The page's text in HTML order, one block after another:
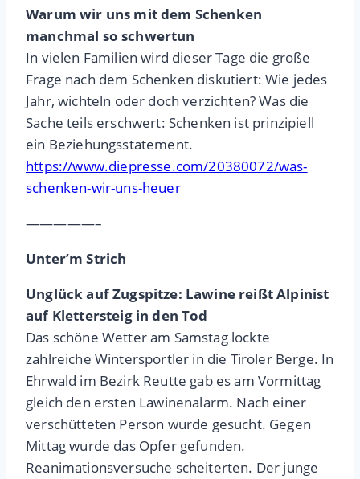
Warum wir uns mit dem Schenken
manchmal so schwertun
In vielen Familien wird dieser Tage die große
Frage nach dem Schenken diskutiert: Wie jedes
Jahr, wichteln oder doch verzichten? Was die
Sache teils erschwert: Schenken ist prinzipiell
ein Beziehungsstatement.
https://www.diepresse.com/20380072/was-
schenken-wir-uns-heuer
—————–
Unter’m Strich
Unglück auf Zugspitze: Lawine reißt Alpinist
auf Klettersteig in den Tod
Das schöne Wetter am Samstag lockte
zahlreiche Wintersportler in die Tiroler Berge. In
Ehrwald im Bezirk Reutte gab es am Vormittag
gleich den ersten Lawinenalarm. Nach einer
verschütteten Person wurde gesucht. Gegen
Mittag wurde das Opfer gefunden.
Reanimationsversuche scheiterten. Der junge